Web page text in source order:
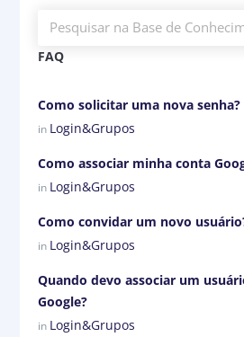
FAQ
Como solicitar uma nova senha?
in Login&Grupos
Como associar minha conta
in Login&Grupos
Como convidar um novo
in Login&Grupos
Quando devo associar um
Google?
in Login&Grupos